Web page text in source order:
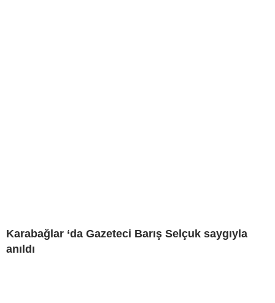
Karabağlar ‘da Gazeteci Barış Selçuk saygıyla
anıldı